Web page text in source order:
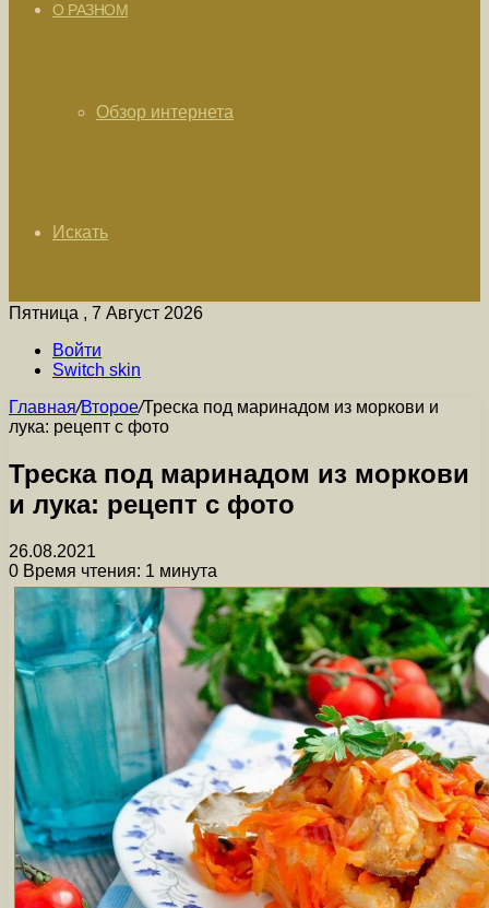
О РАЗНОМ
Обзор интернета
Искать
Пятница , 7 Август 2026
Войти
Switch skin
Главная/Второе/Треска под маринадом из моркови и
лука: рецепт с фото
Треска под маринадом из моркови
и лука: рецепт с фото
26.08.2021
0 Время чтения: 1 минута